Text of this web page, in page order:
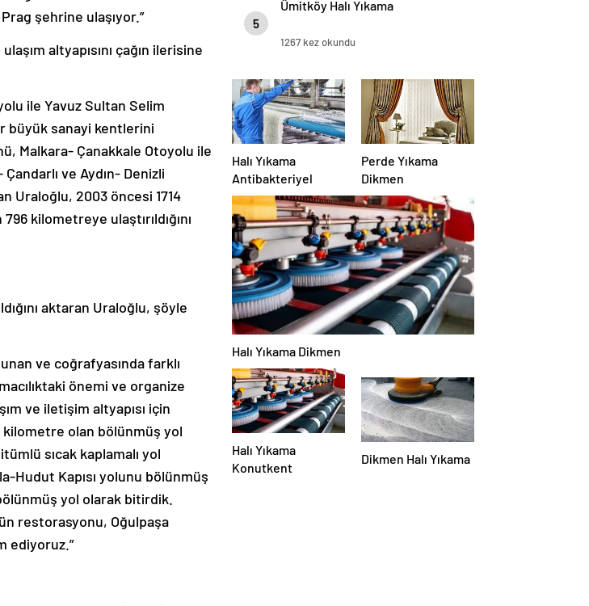
şehrine ulaşıyor.”
altyapısını çağın ilerisine
ile Yavuz Sultan Selim
büyük sanayi kentlerini
Malkara- Çanakkale Otoyolu ile
ve Aydın- Denizli
Uraloğlu, 2003 öncesi 1714
kilometreye ulaştırıldığını
aktaran Uraloğlu, şöyle
ve coğrafyasında farklı
önemi ve organize
ve iletişim altyapısı için
kilometre olan bölünmüş yol
sıcak kaplamalı yol
Hudut Kapısı yolunu bölünmüş
yol olarak bitirdik.
restorasyonu, Oğulpaşa
ediyoruz.”
5
Ümitköy Halı Yıkama
1267 kez okundu
Halı Yıkama
Antibakteriyel
Perde Yıkama
Dikmen
Halı Yıkama Dikmen
Halı Yıkama
Konutkent
Dikmen Halı Yıkama